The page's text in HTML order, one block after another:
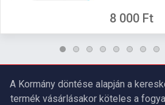
8 000 Ft
A Kormány döntése alapján a
termék vásárlásakor köteles a